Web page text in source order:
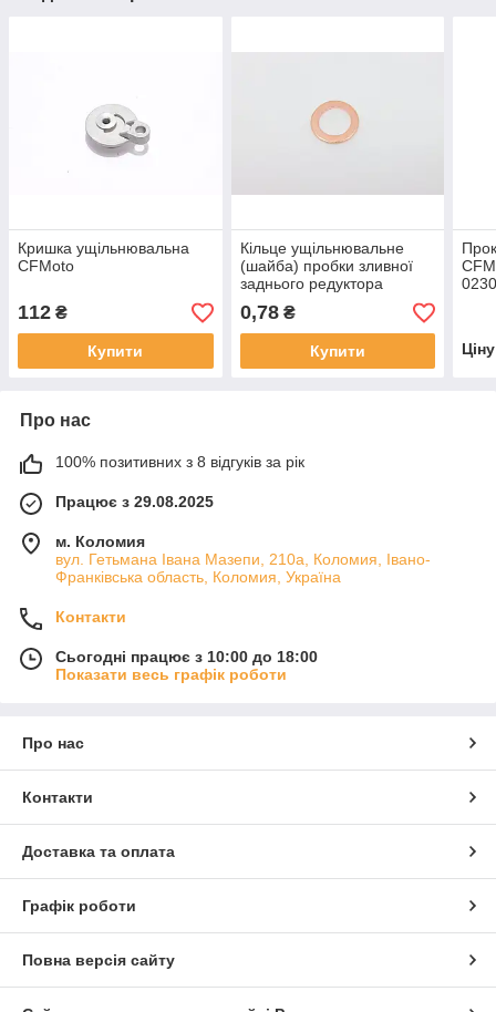
Кришка ущільнювальна
CFMoto
112 ₴
Купити
Кільце ущільнювальне
(шайба) пробки зливної
заднього редуктора
CFMoto
0,78₴
Купити
Про нас
100% позитивних з 8 відгуків за рік
Працює з 29.08.2025
м. Коломия
вул. Гетьмана Івана Мазепи, 210а, Коломия, Івано-
Франківська область, Коломия, Україна
Контакти
Сьогодні працює з 10:00 до 18:00
Показати весь графік роботи
Про нас
Контакти
Доставка та оплата
Графік роботи
Повна версія сайту